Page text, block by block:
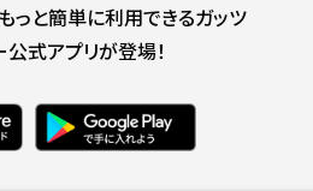
っと簡単に利用できるガッツ
公式アプリが登場！